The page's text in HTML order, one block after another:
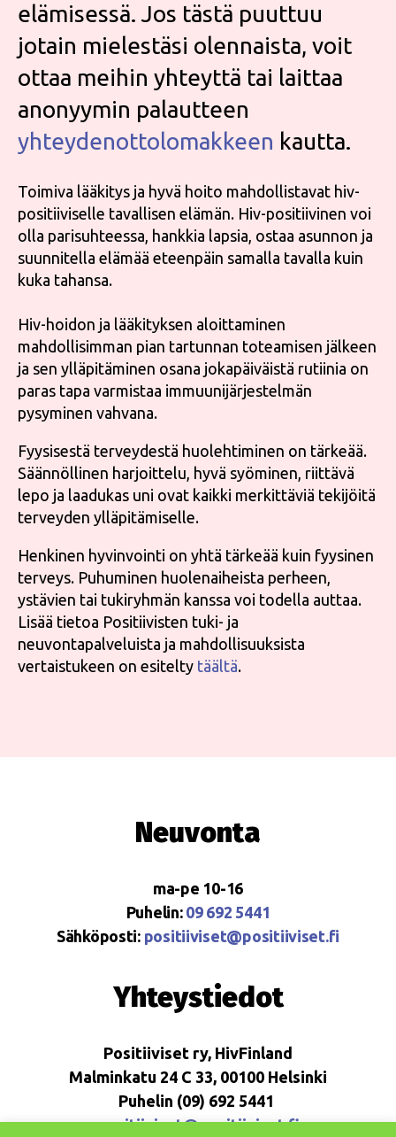
elämisessä. Jos tästä puuttuu
jotain mielestäsi olennaista, voit
ottaa meihin yhteyttä tai laittaa
anonyymin palautteen
yhteydenottolomakkeen kautta.
Toimiva lääkitys ja hyvä hoito mahdollistavat hiv-
positiiviselle tavallisen elämän. Hiv-positiivinen voi
olla parisuhteessa, hankkia lapsia, ostaa asunnon ja
suunnitella elämää eteenpäin samalla tavalla kuin
kuka tahansa.
Hiv-hoidon ja lääkityksen aloittaminen
mahdollisimman pian tartunnan toteamisen jälkeen
ja sen ylläpitäminen osana jokapäiväistä rutiinia on
paras tapa varmistaa immuunijärjestelmän
pysyminen vahvana.
Fyysisestä terveydestä huolehtiminen on tärkeää.
Säännöllinen harjoittelu, hyvä syöminen, riittävä
lepo ja laadukas uni ovat kaikki merkittäviä tekijöitä
terveyden ylläpitämiselle.
Henkinen hyvinvointi on yhtä tärkeää kuin fyysinen
terveys. Puhuminen huolenaiheista perheen,
ystävien tai tukiryhmän kanssa voi todella auttaa.
Lisää tietoa Positiivisten tuki- ja
neuvontapalveluista ja mahdollisuuksista
vertaistukeen on esitelty täältä.
Neuvonta
ma-pe 10-16
Puhelin: 09 692 5441
Sähköposti: positiiviset@positiiviset.fi
Yhteystiedot
Positiiviset ry, HivFinland
Malminkatu 24 C 33, 00100 Helsinki
Puhelin (09) 692 5441
positiiviset@positiiviset.fi